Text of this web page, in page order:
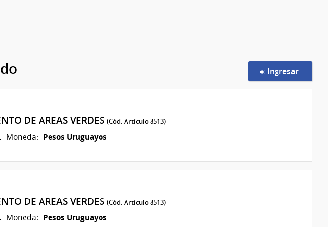
Ingresar
DE AREAS VERDES (Cód. Artículo 8513)
Moneda: Pesos Uruguayos
DE AREAS VERDES (Cód. Artículo 8513)
Moneda: Pesos Uruguayos